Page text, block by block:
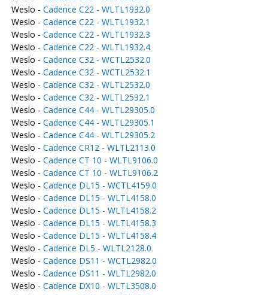
Weslo - Cadence C22 - WLTL1932.0
Weslo - Cadence C22 - WLTL1932.1
Weslo - Cadence C22 - WLTL1932.3
Weslo - Cadence C22 - WLTL1932.4
Weslo - Cadence C32 - WCTL2532.0
Weslo - Cadence C32 - WCTL2532.1
Weslo - Cadence C32 - WLTL2532.0
Weslo - Cadence C32 - WLTL2532.1
Weslo - Cadence C44 - WLTL29305.0
Weslo - Cadence C44 - WLTL29305.1
Weslo - Cadence C44 - WLTL29305.2
Weslo - Cadence CR12 - WLTL2113.0
Weslo - Cadence CT 10 - WLTL9106.0
Weslo - Cadence CT 10 - WLTL9106.2
Weslo - Cadence DL15 - WCTL4159.0
Weslo - Cadence DL15 - WLTL4158.0
Weslo - Cadence DL15 - WLTL4158.2
Weslo - Cadence DL15 - WLTL4158.3
Weslo - Cadence DL15 - WLTL4158.4
Weslo - Cadence DL5 - WLTL2128.0
Weslo - Cadence DS11 - WCTL2982.0
Weslo - Cadence DS11 - WLTL2982.0
Weslo - Cadence DX10 - WLTL3508.0